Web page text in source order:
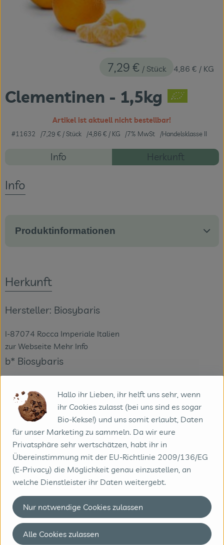
Themenwelten
Obst & Gemüse
Naturdrogerie
Das Konzept
Über uns
Clementinen - 1,5kg
7,29 € / Stück 4,86 € / KG
Artikel ist aktuell nicht bestellbar!
#11632 7,29 € / Stück 4,86 € / KG 7% MwSt Handelsklasse II
Rezepte
Info Herkunft
Info
Produktinformationen
Herkunft
Hersteller: Biosybaris
I-87074 Rocca Imperiale Italien
zur Webseite Mehr Info
b* Biosybaris
Kontakt
Biobote GmbH & Co. KG
Zeissstraße 18 | 49733 Haren
05932/9949020
info@biobote.de
Hallo ihr Lieben, ihr helft uns sehr, wenn
ihr Cookies zulasst (bei uns sind es sogar
Bio-Kekse!) und uns somit erlaubt, Daten
für unser Marketing zu sammeln. Da wir eure
Privatsphäre sehr wertschätzen, habt ihr in
Übereinstimmung mit der EU-Richtlinie 2009/136/EG
(E-Privacy) die Möglichkeit genau einzustellen, an
welche Dienstleister ihr Daten weitergebt.
Nur notwendige Cookies zulassen
Alle Cookies zulassen